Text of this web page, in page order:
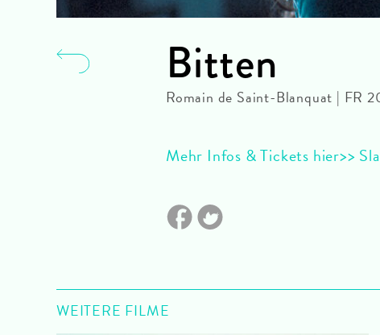
Bitten
Romain de Saint-Blanquat | FR
Mehr Infos & Tickets hier>>
WEITERE FILME